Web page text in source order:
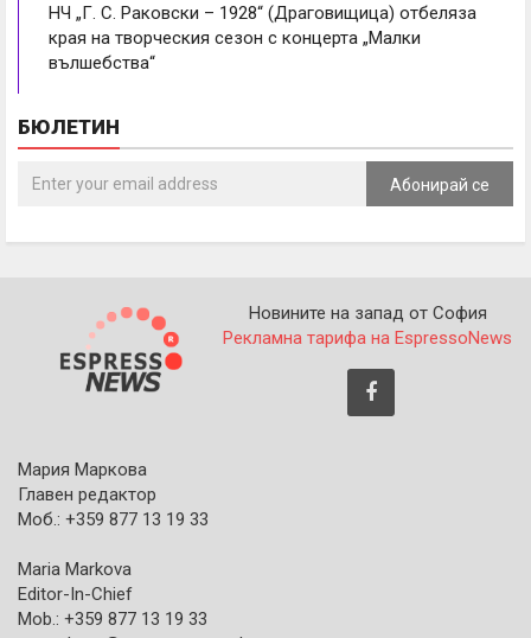
НЧ „Г. С. Раковски – 1928“ (Драговищица) отбеляза
края на творческия сезон с концерта „Малки
вълшебства“
БЮЛЕТИН
Абонирай се
Новините на запад от София
Рекламна тарифа на EspressoNews
Мария Маркова
Главен редактор
Моб.: +359 877 13 19 33
Maria Markova
Editor-In-Chief
Mob.: +359 877 13 19 33